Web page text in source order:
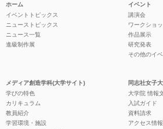
ホーム
イベントトピックス
ニューストピックス
ニュース一覧
進級制作展
イベント
講演会
ワークショ
作品展示
研究発表
その他のイ
メディア創造学科(大学サイト)
学びの特色
カリキュラム
教員紹介
学習環境・施設
同志社女子
大学院 情報
入試ガイド
資料請求
アクセス情報